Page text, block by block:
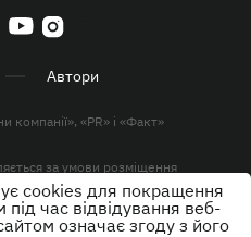
Автори
компанії», «PR» і «Факт»
за умови розміщення
в першому абзаці.
захищені.
cookies для покращення
під час відвідування веб-
означає згоду з його